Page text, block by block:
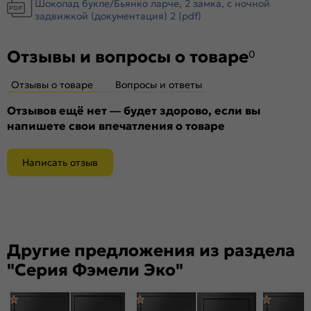
Крепление:
Верхний замок:
Border ЗВ 8-6/14
Класс замка:
Класс шумоизоляции:
3 класс ( 20-25 дБ)
Цилиндр:
цилиндровый механизм 45х35(В) ЦАМ
Накладка цилиндровая
наружная:
Накладка цилиндровая
внутренняя:
Ручка:
Ночная задвижка:
есть
Шоколад букле/Бьянко ларче, 2 замка, с ночной
задвижкой (документация) 2 (pdf)
Отзывы и вопросы о товаре0
Отзывы о товаре Вопросы и ответы
Отзывов ещё нет — будет здорово, если вы
напишете свои впечатления о товаре
Написать отзыв
Другие предложения из раздела
"Серия Фэмели Эко"